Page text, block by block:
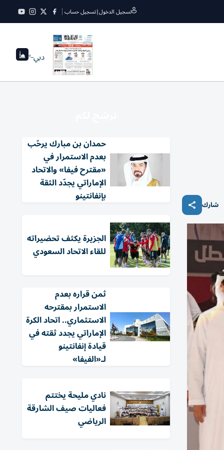
تسجيل الدخول|تسجيل حساب
دبي--°
شارك
حمدان بن مبارك يرحّب
بعدم الاستمرار في
«مقترح فيفا» والاتحاد
الإماراتي يجدّد الثقة
بإنفانتينو
الجزيرة يكثف تحضيراته
للقاء الاتحاد السعودي
ثمن قراره بعدم
الاستمرار بمقترحه
الاستثماري.. اتحاد الكرة
الإماراتي يجدد ثقته في
قيادة إنفانتينو
لـ«الفيفا»
نادي مليحة يختتم
فعاليات صيف الشارقة
الرياضي